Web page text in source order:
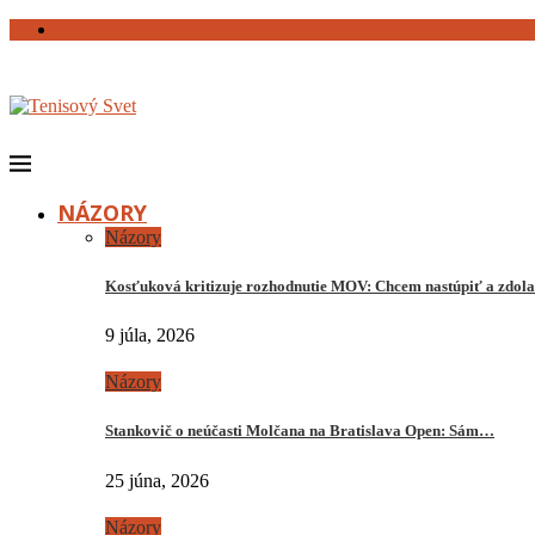
NÁZORY
Názory
Kosťuková kritizuje rozhodnutie MOV: Chcem nastúpiť a
9 júla, 2026
Názory
Stankovič o neúčasti Molčana na Bratislava Open: Sám…
25 júna, 2026
Názory